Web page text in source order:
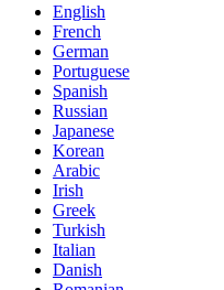
English
French
German
Portuguese
Spanish
Russian
Japanese
Korean
Arabic
Irish
Greek
Turkish
Italian
Danish